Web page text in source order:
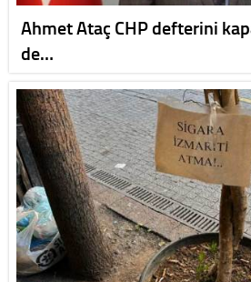
Ahmet Ataç CHP defterini
de…